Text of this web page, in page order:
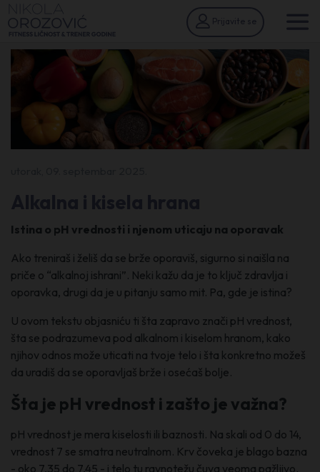
Prijavite se
Istina o pH vrednosti i njenom uticaju na oporavak
Ako treniraš i želiš da se brže oporaviš, sigurno si naišla na
priče o “alkalnoj ishrani”. Neki kažu da je to ključ zdravlja i
oporavka, drugi da je u pitanju samo mit. Pa, gde je istina?
U ovom tekstu objasniću ti šta zapravo znači pH vrednost,
šta se podrazumeva pod alkalnom i kiselom hranom, kako
njihov odnos može uticati na tvoje telo i šta konkretno možeš
da uradiš da se oporavljaš brže i osećaš bolje.
Šta je pH vrednost i zašto je važna?
pH vrednost je mera kiselosti ili baznosti. Na skali od 0 do 14,
vrednost 7 se smatra neutralnom. Krv čoveka je blago bazna
- oko 7,35 do 7,45 - i telo tu ravnotežu čuva veoma pažljivo.